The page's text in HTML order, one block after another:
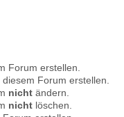
Forum erstellen.
Forum erstellen.
nicht ändern.
nicht löschen.